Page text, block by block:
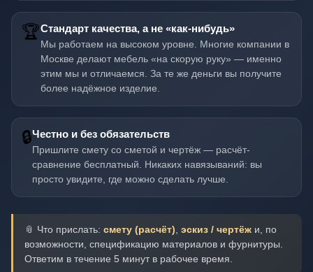
🏆Стандарт качества, а не «как-нибудь»
Мы работаем на высоком уровне. Многие компании в
Москве делают мебель «на скорую руку» — именно
этим мы и отличаемся. За те же деньги вы получите
более надёжное изделие.
🔒Честно и без обязательств
Пришлите смету со сметой и чертёж — расчёт-
сравнение бесплатный. Никаких навязываний: вы
просто увидите, где можно сделать лучше.
📎 Что прислать: смету (расчёт) эскиз / чертёж и, по
возможности, спецификацию материалов и фурнитуры.
Ответим в течение 5 минут в рабочее время.